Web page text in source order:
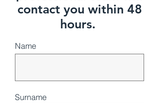
contact you within 48
hours.
Name
Surname